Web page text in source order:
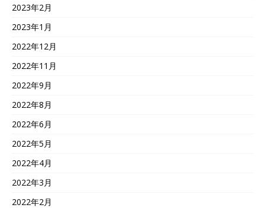
2023年2月
2023年1月
2022年12月
2022年11月
2022年9月
2022年8月
2022年6月
2022年5月
2022年4月
2022年3月
2022年2月